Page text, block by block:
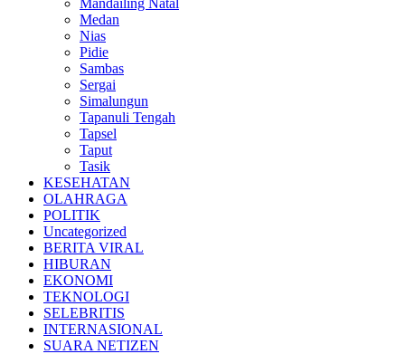
Mandailing Natal
Medan
Nias
Pidie
Sambas
Sergai
Simalungun
Tapanuli Tengah
Tapsel
Taput
Tasik
KESEHATAN
OLAHRAGA
POLITIK
Uncategorized
BERITA VIRAL
HIBURAN
EKONOMI
TEKNOLOGI
SELEBRITIS
INTERNASIONAL
SUARA NETIZEN